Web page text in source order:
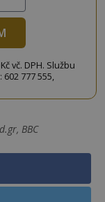
vč. DPH. Službu
777 555,
BBC